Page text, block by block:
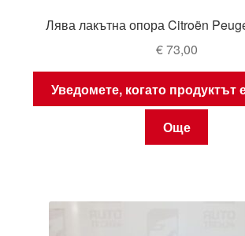
Лява лакътна опора Citroën
€73,00
Уведомете, когато продуктът
Още